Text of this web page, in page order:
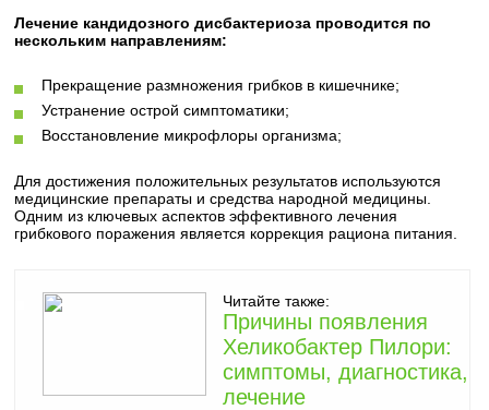
Лечение кандидозного дисбактериоза проводится по
нескольким направлениям:
Прекращение размножения грибков в кишечнике;
Устранение острой симптоматики;
Восстановление микрофлоры организма;
Для достижения положительных результатов используются
медицинские препараты и средства народной медицины.
Одним из ключевых аспектов эффективного лечения
грибкового поражения является коррекция рациона питания.
Читайте также:
Причины появления
Хеликобактер Пилори:
симптомы, диагностика,
лечение